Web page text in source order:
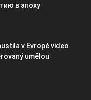
в эпоху
v Evropě video
umělou